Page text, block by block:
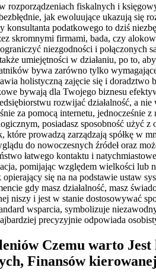
rozporządzeniach fiskalnych i
jak ewoluujące ukazują się
konsultanta podatkowego to dziś
skromnymi firmami, bada, czy
niezgodności i połączonych
umiejętności w działaniu, po to,
bywa zarówno tylko
holistyczną zajęcie się i
bywają dla Twojego biznesu
rozwijać działalność, a
za pomocą internetu, jednocześnie
posiadasz sposobność użyć
które prowadzą zarządzają spółkę w
do nowoczesnych źródeł oraz
łatwego kontaktu i
pomijając względem wielkości lub
się na na podstawie ustaw
gdy masz działalność, masz
niszy i jest w stanie dostosowywać
wsparcia, symbolizuje
precyzyjnie odpowiada
Czemu warto Jest
Finansów